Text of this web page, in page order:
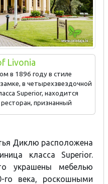
Livonia
в 1896 году в стиле
в четырехзвездочной
Superior, находится
признанный
предлагаются
даров Видземе ‒
тыквы и яблоки,
кролики и пасущиеся на
замка успел побывать
приготовленную особым
вас идеальным
Диклю расположена
класса Superior.
украшены мебелью
го века, роскошными